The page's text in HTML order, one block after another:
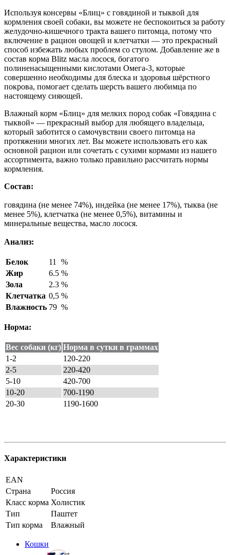
Используя консервы «Блиц» с говядиной и тыквой для
кормления своей собаки, вы можете не беспокоиться за работу
желудочно-кишечного тракта вашего питомца, потому что
включение в рацион овощей и клетчатки — это прекрасный
способ избежать любых проблем со стулом. Добавление же в
состав корма Blitz масла лосося, богатого
полиненасыщенными кислотами Омега-3, которые
совершенно необходимы для блеска и здоровья шёрстного
покрова, помогает сделать шерсть вашего любимца по
настоящему сияющей.
Влажный корм «Блиц» для мелких пород собак «Говядина с
тыквой» — прекрасный выбор для любящего владельца,
который заботится о самочувствии своего питомца на
протяжении многих лет. Вы можете использовать его как
основной рацион или сочетать с сухими кормами из нашего
ассортимента, важно только правильно рассчитать нормы
кормления.
Состав:
говядина (не менее 74%), индейка (не менее 17%), тыква (не
менее 5%), клетчатка (не менее 0,5%), витамины и
минеральные вещества, масло лосося.
Анализ:
Белок 11
%
Жир
6.5 %
Зола
2.3 %
Клетчатка 0,5 %
Влажность 79 %
Норма:
Вес собаки (кг) Норма в сутки в граммах
1-2
120-220
2-5
220-420
5-10
420-700
10-20
700-1190
20-30
1190-1600
Характеристики
EAN
Страна
Россия
Класс корма Холистик
Тип
Паштет
Тип корма
Влажный
Кошки